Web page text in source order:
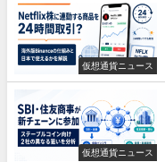
仮想通貨ニュース
仮想通貨ニュース